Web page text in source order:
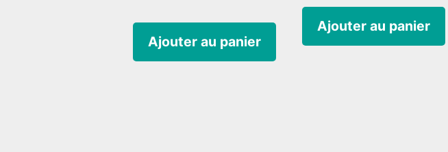
Ajouter au panier
Ajouter au panier